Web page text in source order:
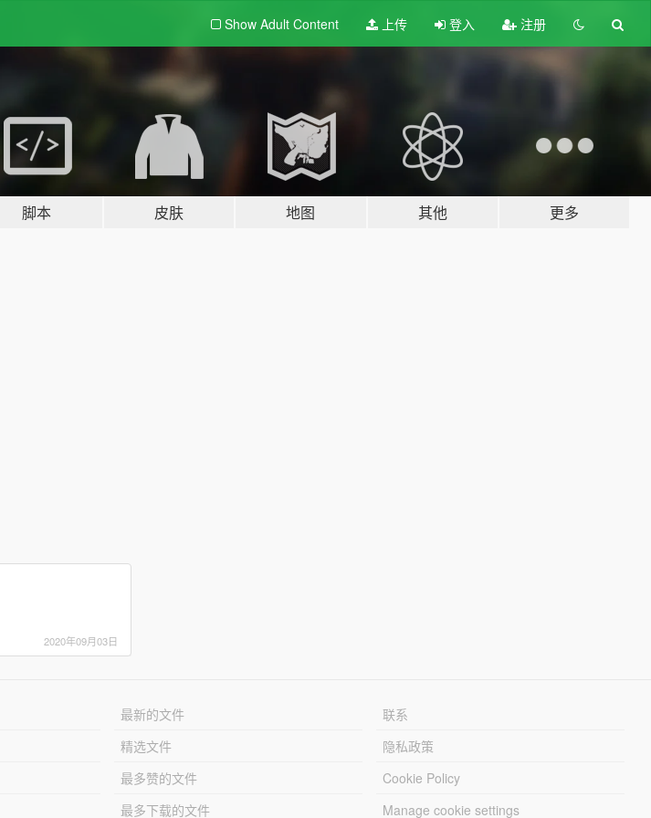
Show Adult Content 上传 登入 注册
脚本 皮肤 地图 其他 更多
2020年09月03日
最新的文件
精选文件
最多赞的文件
最多下载的文件
联系
隐私政策
Cookie Policy
Manage cookie settings